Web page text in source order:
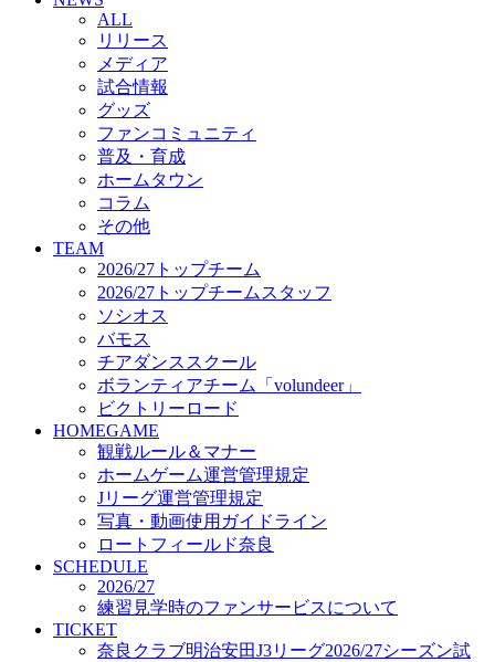
ビクトリーロード
HOMEGAME
観戦ルール＆マナー
ホームゲーム運営管理規定
Jリーグ運営管理規定
写真・動画使用ガイドライン
ロートフィールド奈良
SCHEDULE
2026/27
練習見学時のファンサービスについて
TICKET
奈良クラブ明治安田J3リーグ2026/27シーズン試
合観戦チケット
奈良クラブ明治安田Ｊ3リーグ 2026/27シーズン
「鹿パス」
観戦ルール＆マナー
FANCOMMUNITY
2026/27ファンコミュニティ
サポートショップ
GOODS
オフィシャルストア（実店舗）
オンラインストア
ACADEMY
アカデミーについて
プロジェクト
コーチ&スタッフ
ジュニア
ジュニアユース
ユース
ALL
リリース
メディア
試合情報
グッズ
ファンコミュニティ
普及・育成
ホームタウン
コラム
その他
TEAM
2026/27トップチーム
2026/27トップチームスタッフ
ソシオス
バモス
チアダンススクール
ボランティアチーム「volundeer」
ビクトリーロード
HOMEGAME
観戦ルール＆マナー
ホームゲーム運営管理規定
Jリーグ運営管理規定
写真・動画使用ガイドライン
ロートフィールド奈良
SCHEDULE
2026/27
練習見学時のファンサービスについて
TICKET
奈良クラブ明治安田J3リーグ2026/27シーズン試